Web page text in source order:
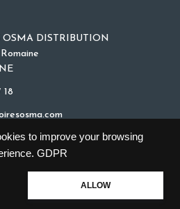
to improve your browsing
GDPR
ALLOW
OSMA DISTRIBUTION
18
Copyright